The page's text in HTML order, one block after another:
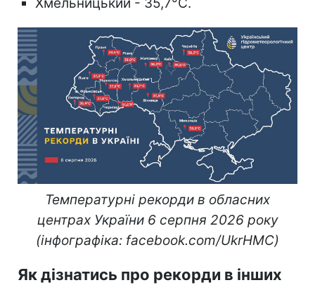
Температурні рекорди в обласних
центрах України 6 серпня 2026 року
(інфографіка: facebook.com/UkrHMC)
Як дізнатись про рекорди в інших